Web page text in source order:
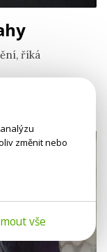
říká
změnit nebo
vše